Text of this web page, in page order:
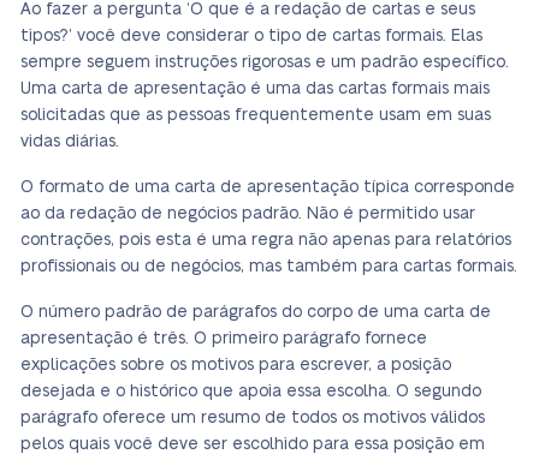
Ao fazer a pergunta ‘O que é a redação de cartas e seus
tipos?’ você deve considerar o tipo de cartas formais. Elas
sempre seguem instruções rigorosas e um padrão específico.
Uma carta de apresentação é uma das cartas formais mais
solicitadas que as pessoas frequentemente usam em suas
vidas diárias.
O formato de uma carta de apresentação típica corresponde
ao da redação de negócios padrão. Não é permitido usar
contrações, pois esta é uma regra não apenas para relatórios
profissionais ou de negócios, mas também para cartas formais.
O número padrão de parágrafos do corpo de uma carta de
apresentação é três. O primeiro parágrafo fornece
explicações sobre os motivos para escrever, a posição
desejada e o histórico que apoia essa escolha. O segundo
parágrafo oferece um resumo de todos os motivos válidos
pelos quais você deve ser escolhido para essa posição em